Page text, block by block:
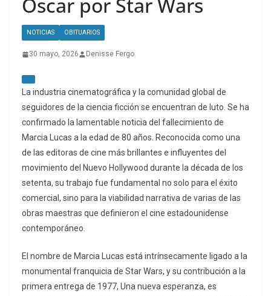
NOTICIAS OBITUARIOS
30 mayo, 2026 Denisse Fergo
La industria cinematográfica y la comunidad global de
seguidores de la ciencia ficción se encuentran de luto. Se ha
confirmado la lamentable noticia del fallecimiento de
Marcia Lucas a la edad de 80 años. Reconocida como una
de las editoras de cine más brillantes e influyentes del
movimiento del Nuevo Hollywood durante la década de los
setenta, su trabajo fue fundamental no solo para el éxito
comercial, sino para la viabilidad narrativa de varias de las
obras maestras que definieron el cine estadounidense
contemporáneo.
El nombre de Marcia Lucas está intrínsecamente ligado a la
monumental franquicia de Star Wars, y su contribución a la
primera entrega de 1977, Una nueva esperanza, es